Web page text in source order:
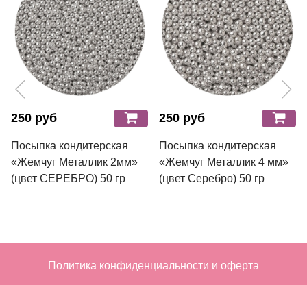
250 руб
Посыпка кондитерская
«Жемчуг Металлик 2мм»
(цвет СЕРЕБРО) 50 гр
250 руб
Посыпка кондитерская
«Жемчуг Металлик 4 мм»
(цвет Серебро) 50 гр
Политика конфиденциальности и оферта